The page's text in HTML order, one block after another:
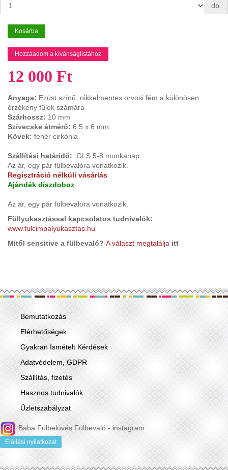
db.
Kosárba
Hozzáadom a kívánságlistához
12 000 Ft
Anyaga: Ezüst színű, nikkelmentes orvosi fém a különösen
érzékeny fülek számára
Szárhossz: 10 mm
Szívecske átmérő: 6,5 x 6 mm
Kövek: fehér cirkónia
Szállítási határidő: GLS 5-8 munkanap
Az ár, egy pár fülbevalóra vonatkozik.
Regisztráció nélküli vásárlás
Ajándék díszdoboz
Az ár, egy pár fülbevalóra vonatkozik.
Füllyukasztással kapcsolatos tudnivalók:
www.fulcimpalyukasztas.hu
Mitől sensitive a fülbevaló? A választ megtalálja itt
Bemutatkozás
Elérhetőségek
Gyakran Ismételt Kérdések
Adatvédelem, GDPR
Szállítás, fizetés
Hasznos tudnivalók
Üzletszabályzat
Baba Fülbelövés Fülbevaló - instagram
Elállási nyilatkozat